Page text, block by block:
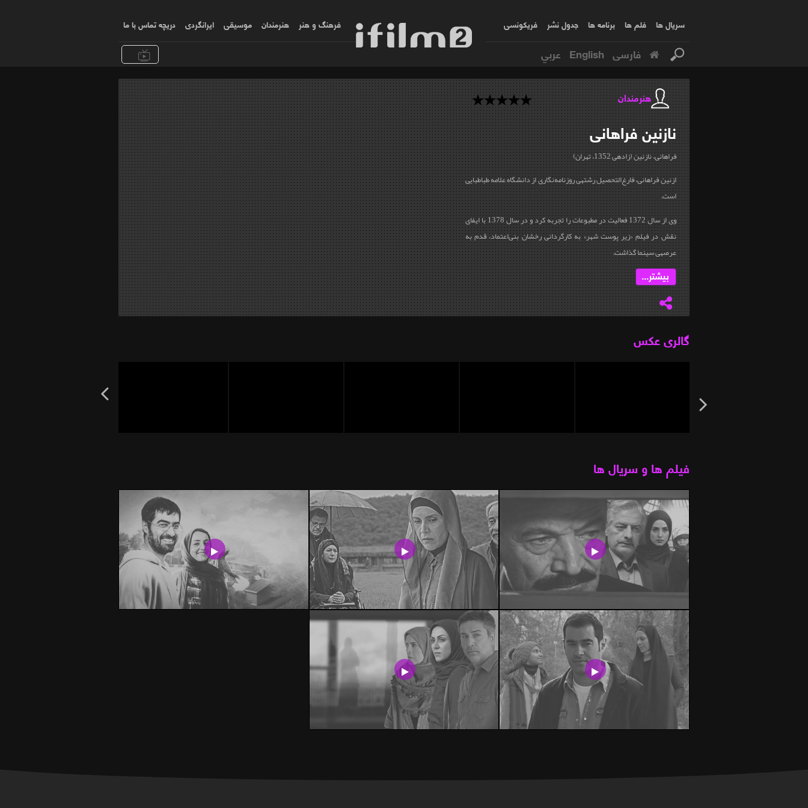
سریال ها فلم ها برنامه ها جدول نشر فریکونسی فرهنگ و هنر هنرمندان موسیقی ایرانگردی دریچه تماس با ما
فارسی English عربي
هنرمندان
نازنینفراهانی
فراهانی، نازنین (زاده‎ی 1352، تهران)
ازنین فراهانی، فارغ‌التحصیل رشته‎ی روزنامه‌نگاری از دانشگاه علامه طباطبایی
است.
وی از سال 1372 فعالیت در مطبوعات را تجربه کرد و در سال 1378 با ایفای
نقش در فیلم «زیر پوست شهر» به کارگردانی رخشان بنی‌اعتماد، قدم به
عرصه‎ی سینما گذاشت.
...بیشتر...
گالری عکس
فیلم ها و سریال ها